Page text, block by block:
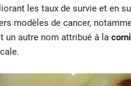
les taux de survie et en
modèles de cancer,
un autre nom attribué à la